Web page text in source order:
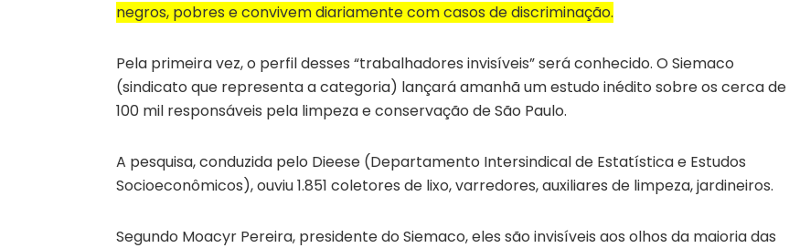
negros, pobres e convivem diariamente com casos de discriminação.
Pela primeira vez, o perfil desses “trabalhadores invisíveis” será conhecido. O Siemaco
(sindicato que representa a categoria) lançará amanhã um estudo inédito sobre os cerca de
100 mil responsáveis pela limpeza e conservação de São Paulo.
A pesquisa, conduzida pelo Dieese (Departamento Intersindical de Estatística e Estudos
Socioeconômicos), ouviu 1.851 coletores de lixo, varredores, auxiliares de limpeza, jardineiros.
Segundo Moacyr Pereira, presidente do Siemaco, eles são invisíveis aos olhos da maioria das